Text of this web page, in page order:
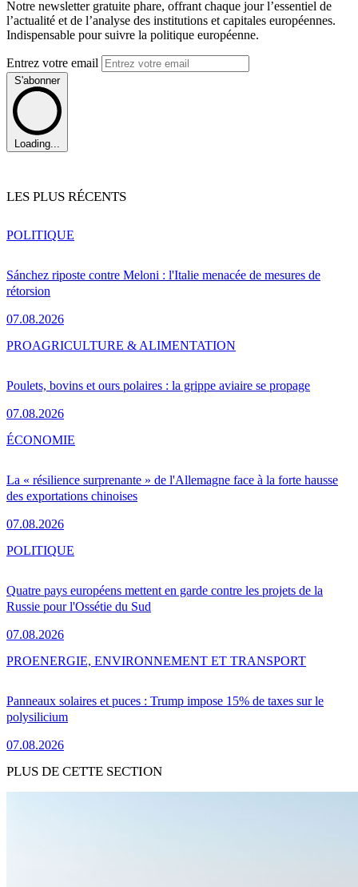
Notre newsletter gratuite phare, offrant chaque jour l’essentiel de
l’actualité et de l’analyse des institutions et capitales européennes.
Indispensable pour suivre la politique européenne.
Entrez votre email
S'abonner
Loading...
LES PLUS RÉCENTS
Sánchez riposte contre Meloni : l'Italie menacée de mesures de
rétorsion
07.08.2026
POLITIQUE
Poulets, bovins et ours polaires : la grippe aviaire se propage
07.08.2026
PROAGRICULTURE & ALIMENTATION
La « résilience surprenante » de l'Allemagne face à la forte hausse
des exportations chinoises
07.08.2026
ÉCONOMIE
Quatre pays européens mettent en garde contre les projets de la
Russie pour l'Ossétie du Sud
07.08.2026
POLITIQUE
Panneaux solaires et puces : Trump impose 15% de taxes sur le
polysilicium
07.08.2026
PROENERGIE, ENVIRONNEMENT ET TRANSPORT
PLUS DE CETTE SECTION